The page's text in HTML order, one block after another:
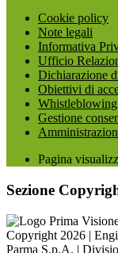
Cookie policy
Note legali
Informativa
Ufficio
Dichiarazione
Obiettivi di
Whistleblowing
Gestione
Pagina
Sezione
Copyright 2026 |
Parma S.p.A. |